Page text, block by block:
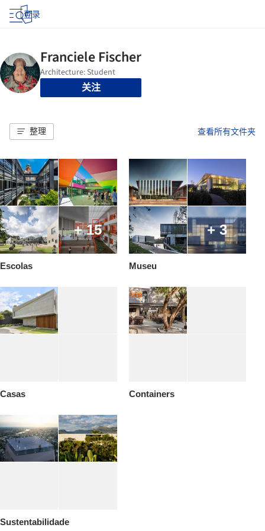
登录
关注
整理 查看所有文件夹
+ 15
Escolas
+ 3
Museu
Casas Containers
Sustentabilidade